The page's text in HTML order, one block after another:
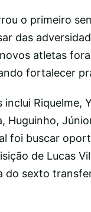
o primeiro
das
atletas
fortalecer
Riquelme,
Huguinho,
foi buscar
de Lucas
do sexto